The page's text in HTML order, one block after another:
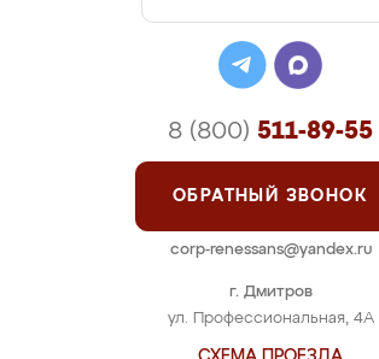
г. Дмитров
ул. Профессиональная, 4А
8 (800) 511-89-55
ОБРАТНЫЙ ЗВОНОК
corp-renessans@yandex.ru